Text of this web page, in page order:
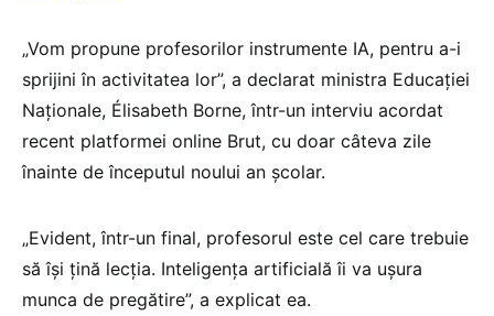
„Vom propune profesorilor instrumente IA, pentru a-i
sprijini în activitatea lor”, a declarat ministra Educației
Naționale, Élisabeth Borne, într-un interviu acordat
recent platformei online Brut, cu doar câteva zile
înainte de începutul noului an școlar.
„Evident, într-un final, profesorul este cel care trebuie
să își țină lecția. Inteligența artificială îi va ușura
munca de pregătire”, a explicat ea.